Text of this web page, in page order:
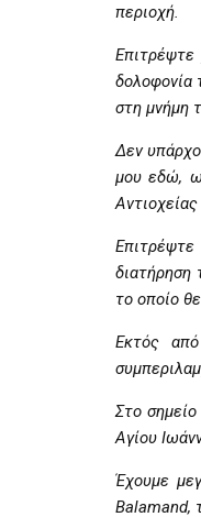
περιοχή.
Επιτρέψτε
δολοφονία
στη μνήμη
Δεν
μου εδώ,
διατήρηση
το οποίο
Εκτός
Στο
Αγίου
Έχουμε
Balamand,